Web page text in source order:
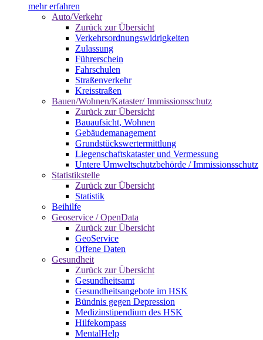
mehr erfahren
Auto/Verkehr
Zurück zur Übersicht
Verkehrsordnungswidrigkeiten
Zulassung
Führerschein
Fahrschulen
Straßenverkehr
Kreisstraßen
Bauen/Wohnen/Kataster/ Immissionsschutz
Zurück zur Übersicht
Bauaufsicht, Wohnen
Gebäudemanagement
Grundstückswertermittlung
Liegenschaftskataster und Vermessung
Untere Umweltschutzbehörde / Immissionsschutz
Statistikstelle
Zurück zur Übersicht
Statistik
Beihilfe
Geoservice / OpenData
Zurück zur Übersicht
GeoService
Offene Daten
Gesundheit
Zurück zur Übersicht
Gesundheitsamt
Gesundheitsangebote im HSK
Bündnis gegen Depression
Medizinstipendium des HSK
Hilfekompass
MentalHelp